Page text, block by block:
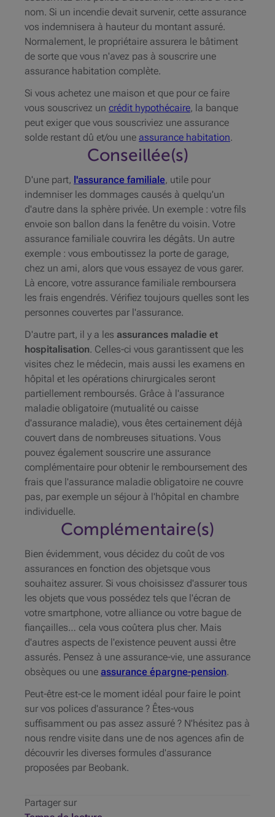
nom. Si un incendie devait survenir, cette assurance
vos indemnisera à hauteur du montant assuré.
Normalement, le propriétaire assurera le bâtiment
de sorte que vous n'avez pas à souscrire une
assurance habitation complète.
Si vous achetez une maison et que pour ce faire
vous souscrivez un crédit hypothécaire, la banque
peut exiger que vous souscriviez une assurance
solde restant dû et/ou une assurance habitation.
Conseillée(s)
D'une part, l'assurance familiale, utile pour
indemniser les dommages causés à quelqu'un
d'autre dans la sphère privée. Un exemple : votre fils
envoie son ballon dans la fenêtre du voisin. Votre
assurance familiale couvrira les dégâts. Un autre
exemple : vous emboutissez la porte de garage,
chez un ami, alors que vous essayez de vous garer.
Là encore, votre assurance familiale remboursera
les frais engendrés. Vérifiez toujours quelles sont les
personnes couvertes par l'assurance.
D'autre part, il y a les assurances maladie et
hospitalisation. Celles-ci vous garantissent que les
visites chez le médecin, mais aussi les examens en
hôpital et les opérations chirurgicales seront
partiellement remboursés. Grâce à l'assurance
maladie obligatoire (mutualité ou caisse
d'assurance maladie), vous êtes certainement déjà
couvert dans de nombreuses situations. Vous
pouvez également souscrire une assurance
complémentaire pour obtenir le remboursement des
frais que l'assurance maladie obligatoire ne couvre
pas, par exemple un séjour à l'hôpital en chambre
individuelle.
Complémentaire(s)
Bien évidemment, vous décidez du coût de vos
assurances en fonction des objetsque vous
souhaitez assurer. Si vous choisissez d'assurer tous
les objets que vous possédez tels que l'écran de
votre smartphone, votre alliance ou votre bague de
fiançailles… cela vous coûtera plus cher. Mais
d'autres aspects de l'existence peuvent aussi être
assurés. Pensez à une assurance-vie, une assurance
obsèques ou une assurance épargne-pension.
Peut-être est-ce le moment idéal pour faire le point
sur vos polices d'assurance ? Êtes-vous
suffisamment ou pas assez assuré ? N'hésitez pas à
nous rendre visite dans une de nos agences afin de
découvrir les diverses formules d'assurance
proposées par Beobank.
Partager sur